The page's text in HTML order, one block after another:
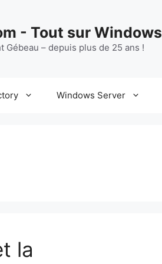
- Tout sur Windows
– depuis plus de 25 ans !
Windows Server
la